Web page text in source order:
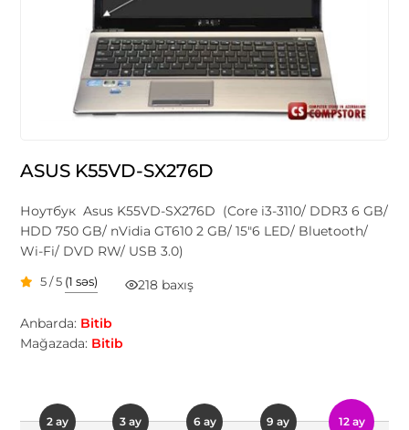
ASUS K55VD-SX276D
Ноутбук Asus K55VD-SX276D (Core i3-3110/ DDR3 6 GB/
HDD 750 GB/ nVidia GT610 2 GB/ 15"6 LED/ Bluetooth/
Wi-Fi/ DVD RW/ USB 3.0)
5 / 5 (1 səs) 218 baxış
Anbarda: Bitib
Mağazada: Bitib
2 ay 3 ay 6 ay 9 ay 12 ay